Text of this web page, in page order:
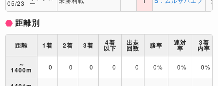
05/23 ー
距離別
距離 1着 2着 3着 4着
以下
出走
回数 勝率 連対
率
3着
内率
～
1400m 0 0 0 0 0 0% 0% 0%